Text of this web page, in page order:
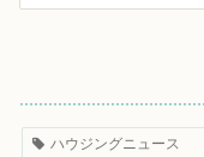
ハウジングニュース